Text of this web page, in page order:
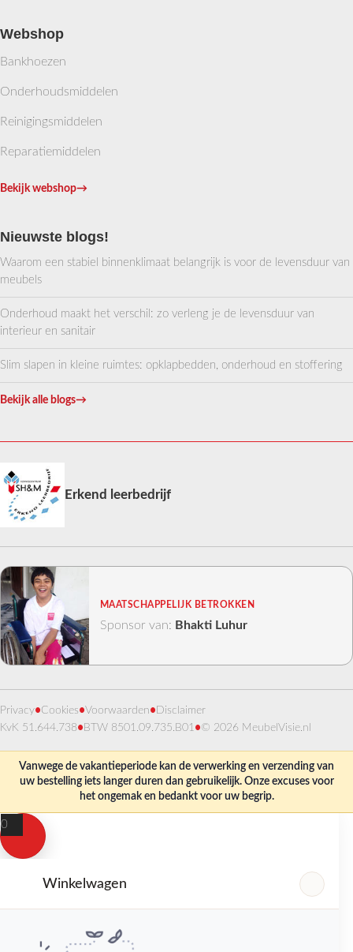
Webshop
Bankhoezen
Onderhoudsmiddelen
Reinigingsmiddelen
Reparatiemiddelen
Bekijk webshop→
Nieuwste blogs!
Waarom een stabiel binnenklimaat belangrijk is voor de levensduur van
meubels
Onderhoud maakt het verschil: zo verleng je de levensduur van
interieur en sanitair
Slim slapen in kleine ruimtes: opklapbedden, onderhoud en stoffering
Bekijk alle blogs→
Erkend leerbedrijf
MAATSCHAPPELIJK BETROKKEN
Sponsor van: Bhakti Luhur
Privacy•Cookies•Voorwaarden• Disclaimer
KvK 51.644.738• BTW 8501.09.735.B01•© 2026 MeubelVisie.nl
Vanwege de vakantieperiode kan de verwerking en verzending van
uw bestelling iets langer duren dan gebruikelijk. Onze excuses voor
het ongemak en bedankt voor uw begrip.
0
Winkelwagen